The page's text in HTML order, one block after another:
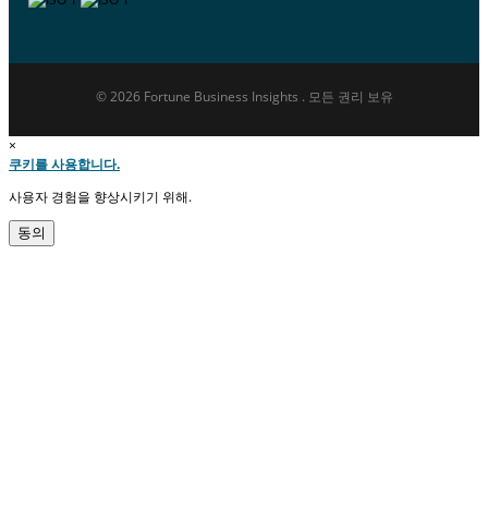
© 2026 Fortune Business Insights . 모든 권리 보유
×
쿠키를 사용합니다.
사용자 경험을 향상시키기 위해.
동의